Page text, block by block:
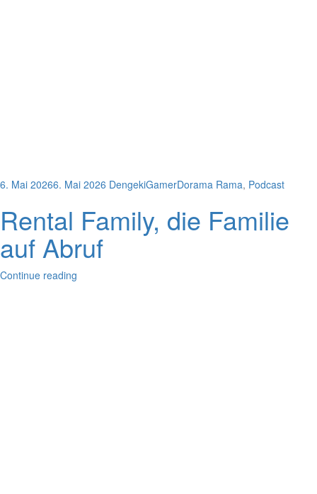
6. Mai 20266. Mai 2026 DengekiGamerDorama Rama, Podcast
Rental Family, die Familie
auf Abruf
Continue reading